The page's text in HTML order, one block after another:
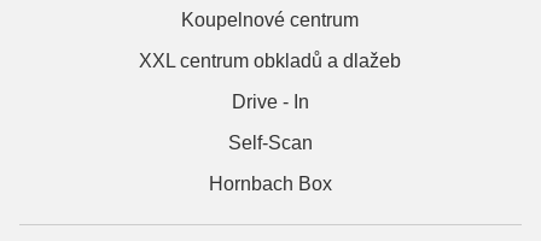
Koupelnové centrum
XXL centrum obkladů a dlažeb
Drive - In
Self-Scan
Hornbach Box